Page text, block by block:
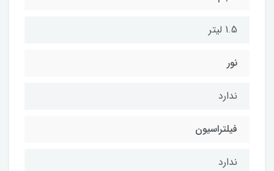
1.5 لیتر
نور
ندارد
فیلتراسیون
ندارد